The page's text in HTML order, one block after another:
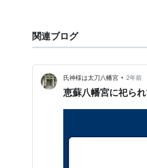
関連ブログ
氏神様は太刀八幡宮 • 2年前
恵蘇八幡宮に祀ら